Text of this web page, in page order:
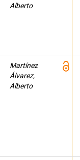
Alberto
Martínez
Álvarez,
Alberto